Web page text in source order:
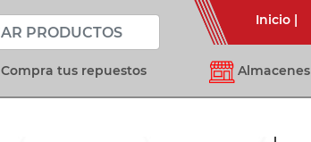
Inicio|
Compra tus repuestos Almacenes